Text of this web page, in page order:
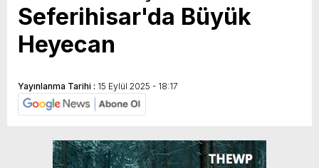
Seferihisar'da Büyük
Heyecan
Yayınlanma Tarihi : 15 Eylül 2025 - 18:17